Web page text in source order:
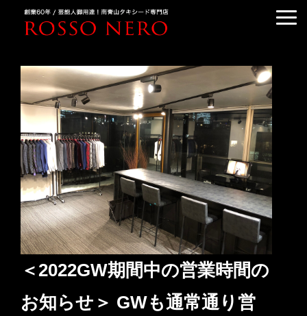
TUXEDO RENTAL
TUXEDO RANKING
KIMONO DRESS
CUSTOMER'S VOICE
COLUMN &BLOG
ABOUT US
ACCESS
＜2022GW期間中の営業時間の
お知らせ＞ GWも通常通り営